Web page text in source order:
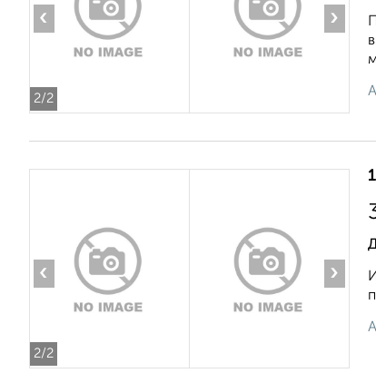
2/2
‹ ›
2/2
‹ ›